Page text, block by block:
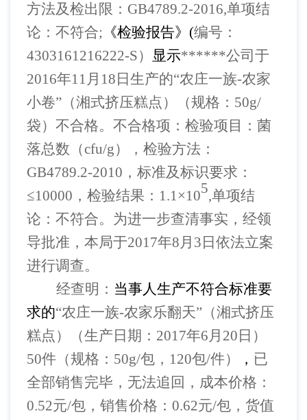
方法及检出限：GB4789.2-2016,单项结
论：不符合; 《检验报告》 (编号：
4303161216222-S） 显示******公司于
2016年11月18日生产的“农庄一族-农家
小卷”（湘式挤压糕点）（规格：50g/
袋）不合格。 不合格项：检验项目：菌
落总数（cfu/g），检验方法：
GB4789.2-2010，标准及标识要求：
≤10000，检验结果：1.1×105,单项结
论：不符合。 为进一步查清事实，经领
导批准，本局于2017年8月3日依法立案
进行调查。
经查明： 当事人生产不符合标准要
求的“农庄一族-农家乐翻天”（湘式挤压
糕点）（生产日期：2017年6月20日）
50件（规格：50g/包，120包/件）
， 已
全部销售完毕，无法追回，成本价格：
0.52元/包，销售价格：0.62元/包，货值